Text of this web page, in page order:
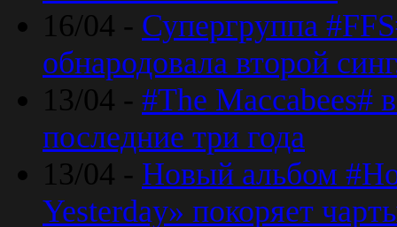
16/04 - Супергруппа
обнародовала второй
13/04 - #The Maccabees#
последние три года
13/04 - Новый альбом
Yesterday» покоряет